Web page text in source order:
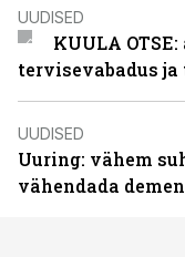
UUDISED
KUULA
tervisevabadus
UUDISED
Uuring: vähem
vähendada